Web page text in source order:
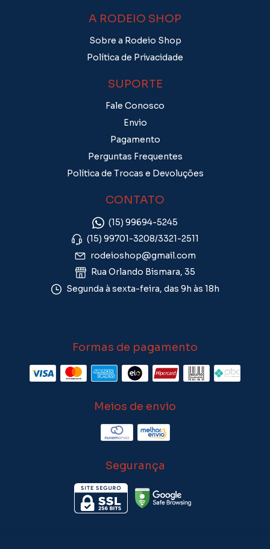
A RODEIO SHOP
Sobre a Rodeio Shop
Política de Privacidade
SUPORTE
Fale Conosco
Envio
Pagamento
Perguntas Frequentes
Política de Trocas e Devoluções
CONTATO
(15) 99694-5245
(15) 99701-3208/3321-2511
rodeioshop@gmail.com
Rua Orlando Bismara, 35
Segunda à sexta-feira, das 9h às 18h
Formas de pagamento
Meios de envio
Segurança